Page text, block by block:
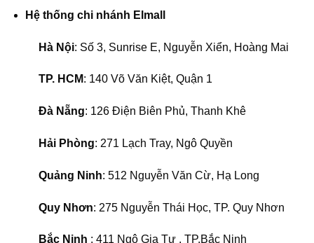
Hệ thống chi nhánh Elmall
Hà Nội: Số 3, Sunrise E, Nguyễn Xiển, Hoàng Mai
TP. HCM: 140 Võ Văn Kiệt, Quận 1
Đà Nẵng: 126 Điện Biên Phủ, Thanh Khê
Hải Phòng: 271 Lạch Tray, Ngô Quyền
Quảng Ninh: 512 Nguyễn Văn Cừ, Hạ Long
Quy Nhơn: 275 Nguyễn Thái Học, TP. Quy Nhơn
Bắc Ninh : 411 Ngô Gia Tự , TP.Bắc Ninh